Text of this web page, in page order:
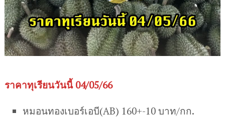
ราคาทุเรียนวันนี้ 04/05/66
หมอนทองเบอร์เอบี(AB) 160+-10 บาท/กก.